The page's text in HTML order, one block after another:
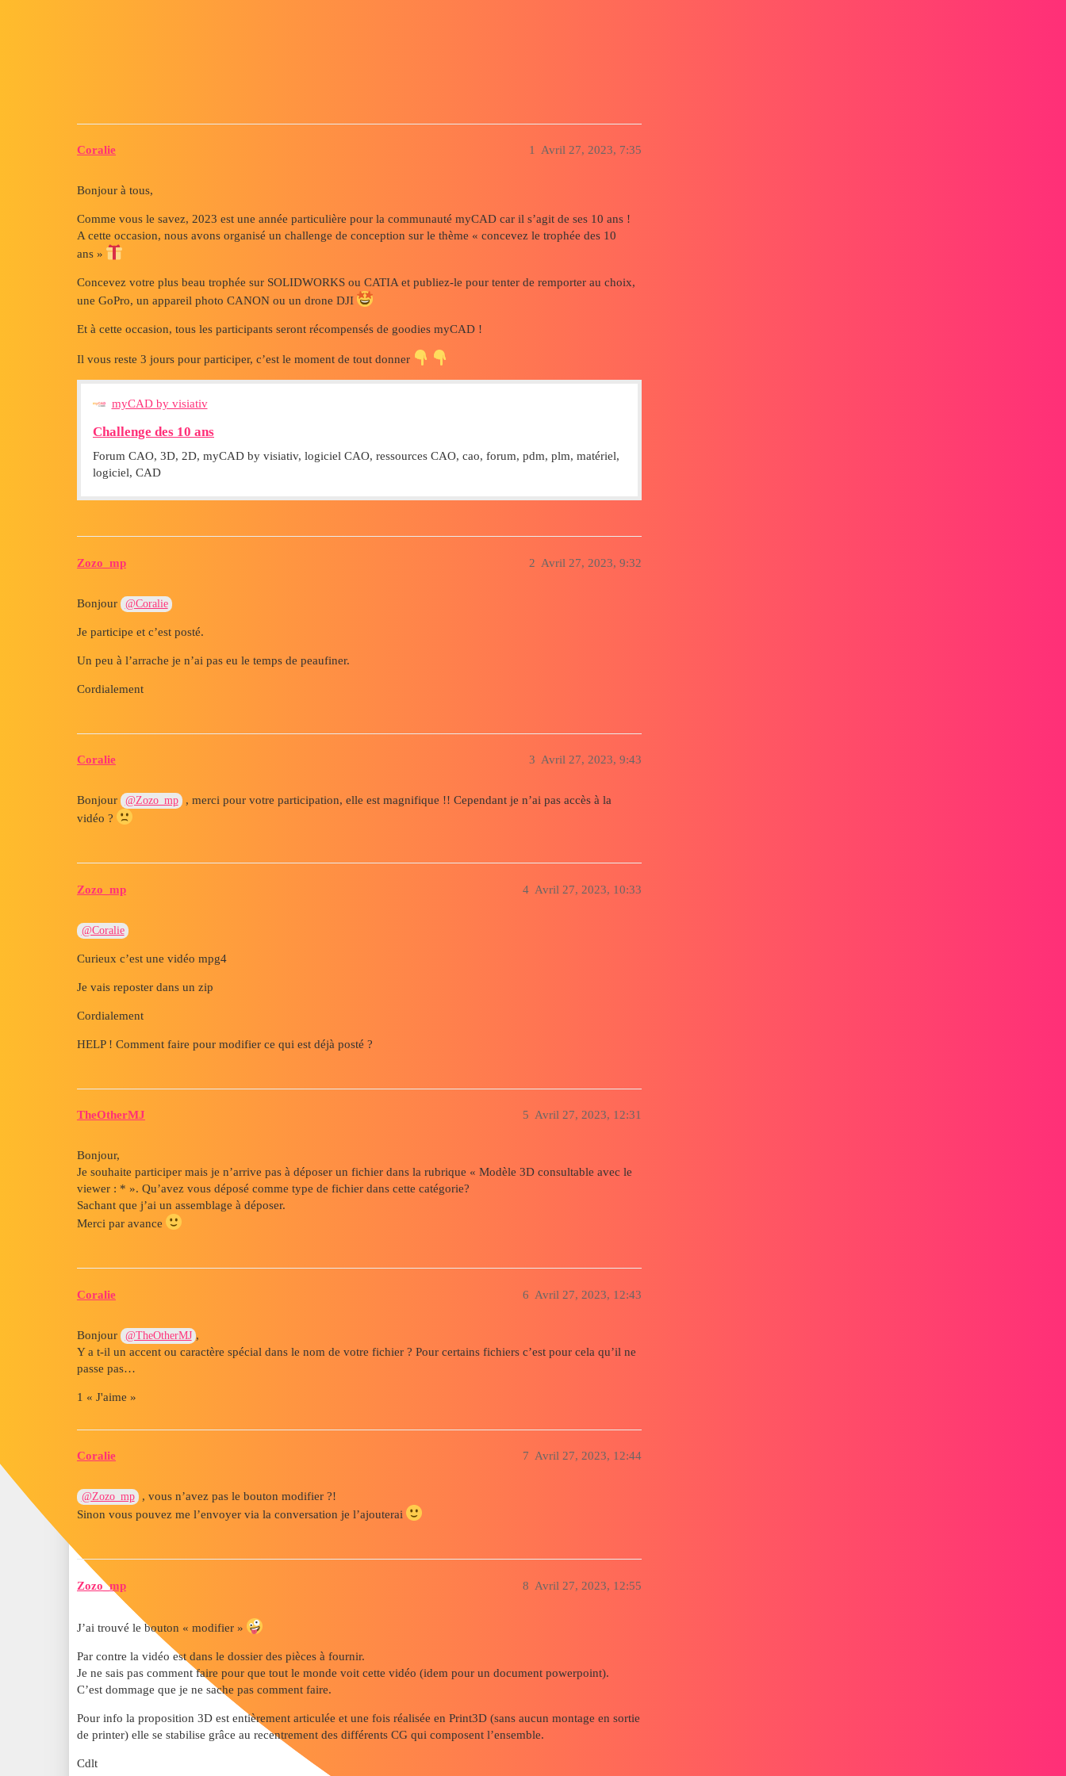
Coralie Avril 27, 2023, 7:35
1
Bonjour à tous,
Comme vous le savez, 2023 est une année particulière pour la communauté myCAD car il s’agit de ses 10 ans !
A cette occasion, nous avons organisé un challenge de conception sur le thème « concevez le trophée des 10
ans »
Concevez votre plus beau trophée sur SOLIDWORKS ou CATIA et publiez-le pour tenter de remporter au choix,
une GoPro, un appareil photo CANON ou un drone DJI
Et à cette occasion, tous les participants seront récompensés de goodies myCAD !
Il vous reste 3 jours pour participer, c’est le moment de tout donner
myCAD by visiativ
Challenge des 10 ans
Forum CAO, 3D, 2D, myCAD by visiativ, logiciel CAO, ressources CAO, cao, forum, pdm, plm, matériel,
logiciel, CAD
Zozo_mp Avril 27, 2023, 9:32
2
Bonjour @Coralie
Je participe et c’est posté.
Un peu à l’arrache je n’ai pas eu le temps de peaufiner.
Cordialement
Coralie Avril 27, 2023, 9:43
3
Bonjour @Zozo_mp
, merci pour votre participation, elle est magnifique !! Cependant je n’ai pas accès à la
vidéo ?
Zozo_mp Avril 27, 2023, 10:33
4
@Coralie
Curieux c’est une vidéo mpg4
Je vais reposter dans un zip
Cordialement
HELP ! Comment faire pour modifier ce qui est déjà posté ?
TheOtherMJ Avril 27, 2023, 12:31
5
Bonjour,
Je souhaite participer mais je n’arrive pas à déposer un fichier dans la rubrique « Modèle 3D consultable avec le
viewer : * ». Qu’avez vous déposé comme type de fichier dans cette catégorie?
Sachant que j’ai un assemblage à déposer.
Merci par avance
Coralie Avril 27, 2023, 12:43
6
Bonjour @TheOtherMJ ,
Y a t-il un accent ou caractère spécial dans le nom de votre fichier ? Pour certains fichiers c’est pour cela qu’il ne
passe pas…
1 « J'aime »
Coralie Avril 27, 2023, 12:44
7
@Zozo_mp
, vous n’avez pas le bouton modifier ?!
Sinon vous pouvez me l’envoyer via la conversation je l’ajouterai
Zozo_mp Avril 27, 2023, 12:55
8
J’ai trouvé le bouton « modifier »
Par contre la vidéo est dans le dossier des pièces à fournir.
Je ne sais pas comment faire pour que tout le monde voit cette vidéo (idem pour un document powerpoint).
C’est dommage que je ne sache pas comment faire.
Pour info la proposition 3D est entièrement articulée et une fois réalisée en Print3D (sans aucun montage en sortie
de printer) elle se stabilise grâce au recentrement des différents CG qui composent l’ensemble.
Cdlt